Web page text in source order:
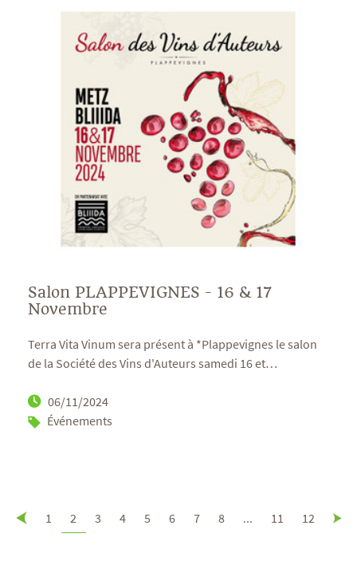
Salon PLAPPEVIGNES - 16 & 17
Novembre
Terra Vita Vinum sera présent à *Plappevignes le salon
de la Société des Vins d'Auteurs samedi 16 et…
06/11/2024
Événements
1 2 3 4 5 6 7 8 ... 11 12